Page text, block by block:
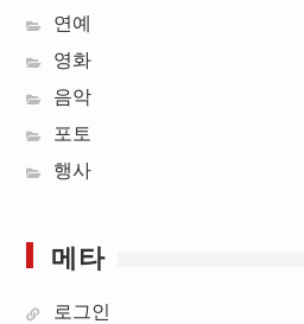
연예
영화
음악
포토
행사
메타
로그인